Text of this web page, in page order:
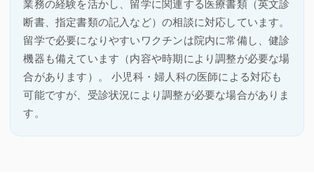
業務の経験を活かし、留学に関連する医療書類（英文診
断書、指定書類の記入など）の相談に対応しています。
留学で必要になりやすいワクチンは院内に常備し、健診
機器も備えています（内容や時期により調整が必要な場
合があります）。 小児科・婦人科の医師による対応も
可能ですが、受診状況により調整が必要な場合がありま
す。